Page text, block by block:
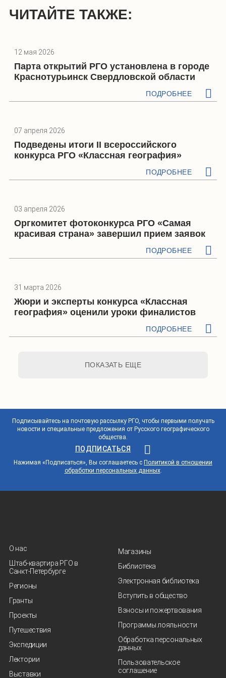
ЧИТАЙТЕ ТАКЖЕ:
12 мая 2026
Парта открытий РГО установлена в городе
Краснотурьинск Свердловской области
ПОДРОБНЕЕ
07 апреля 2026
Подведены итоги II всероссийского
конкурса РГО «Классная география»
ПОДРОБНЕЕ
03 апреля 2026
Оргкомитет фотоконкурса РГО «Самая
красивая страна» завершил прием заявок
ПОДРОБНЕЕ
31 марта 2026
Жюри и эксперты конкурса «Классная
география» оценили уроки финалистов
ПОДРОБНЕЕ
ПОКАЗАТЬ ЕЩЕ
Подписывайтесь на почтовую рассылку РГО, чтобы первыми получать
новости и специальные предложения от Русского географического
общества.
ПОДПИСАТЬСЯ
Нажимая «Подписаться», Вы соглашаетесь с Политикой в отношении
обработки персональных данных.
О нас
Штаб-квартира РГО в
Санкт‑Петербурге
Регионы
Гранты
Проекты
Путешествия
Экспедиции
Лектории
Выставки
Магазины
Библиотека
Электронная библиотека
Вступить в общество
Взносы и пожертвования
Программы лояльности
Обработка персональных
данных
Пользовательское
соглашение